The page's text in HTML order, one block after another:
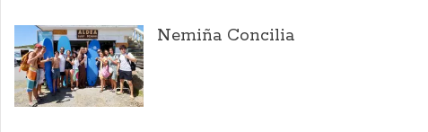
Nemiña Concilia